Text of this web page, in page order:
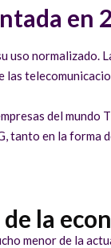
en
normalizado.
del
tanto en la
la
menor de la